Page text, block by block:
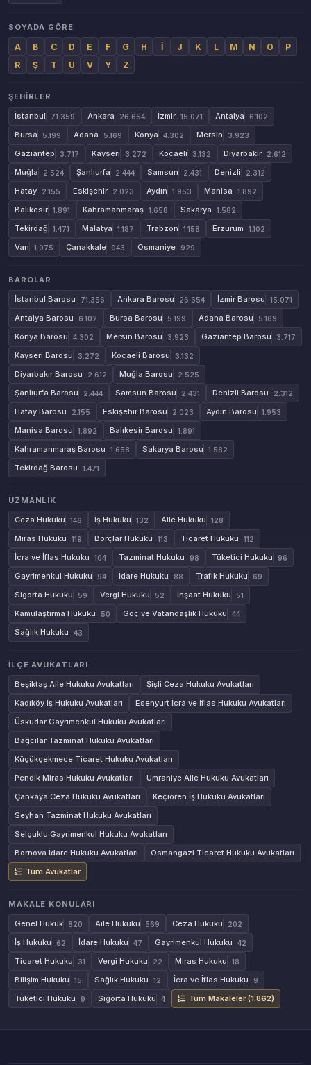
SOYADA GÖRE
A B C D E F G H İ J K L M N O
P
R
Ş T U V Y Z
ŞEHIRLER
İstanbul
71.359 Ankara 26.654 İzmir 15.071 Antalya 6.102
Bursa 5.199 Adana 5.169 Konya 4.302 Mersin 3.923
Gaziantep 3.717 Kayseri 3.272 Kocaeli 3.132 Diyarbakır 2.612
Muğla 2.524 Şanlıurfa 2.444 Samsun 2.431 Denizli 2.312
Hatay 2.155 Eskişehir 2.023 Aydın 1.953 Manisa 1.892
Balıkesir 1.891 Kahramanmaraş 1.658 Sakarya 1.582
Tekirdağ 1.471 Malatya 1.187 Trabzon 1.158 Erzurum 1.102
Van 1.075 Çanakkale 943 Osmaniye 929
BAROLAR
İstanbul Barosu
71.356 Ankara Barosu 26.654 İzmir Barosu 15.071
Antalya Barosu 6.102 Bursa Barosu 5.199 Adana Barosu 5.169
Konya Barosu 4.302 Mersin Barosu 3.923 Gaziantep Barosu 3.717
Kayseri Barosu 3.272 Kocaeli Barosu 3.132
Diyarbakır Barosu 2.612 Muğla Barosu 2.525
Şanlıurfa Barosu 2.444 Samsun Barosu 2.431 Denizli Barosu 2.312
Hatay Barosu 2.155 Eskişehir Barosu 2.023 Aydın Barosu 1.953
Manisa Barosu 1.892 Balıkesir Barosu 1.891
Kahramanmaraş Barosu 1.658 Sakarya Barosu 1.582
Tekirdağ Barosu 1.471
UZMANLIK
Ceza Hukuku
146 İş Hukuku 132 Aile Hukuku 128
Miras Hukuku 119 Borçlar Hukuku 113 Ticaret Hukuku 112
İcra ve İflas Hukuku 104 Tazminat Hukuku 98 Tüketici Hukuku 96
Gayrimenkul Hukuku 94 İdare Hukuku 88 Trafik Hukuku 69
Sigorta Hukuku 59 Vergi Hukuku 52 İnşaat Hukuku 51
Kamulaştırma Hukuku 50 Göç ve Vatandaşlık Hukuku 44
Sağlık Hukuku 43
İLÇE AVUKATLARI
Beşiktaş Aile Hukuku Avukatları
Şişli Ceza Hukuku Avukatları
Kadıköy İş Hukuku Avukatları
Esenyurt İcra ve İflas Hukuku Avukatları
Üsküdar Gayrimenkul Hukuku Avukatları
Bağcılar Tazminat Hukuku Avukatları
Küçükçekmece Ticaret Hukuku Avukatları
Pendik Miras Hukuku Avukatları
Ümraniye Aile Hukuku Avukatları
Çankaya Ceza Hukuku Avukatları
Keçiören İş Hukuku Avukatları
Seyhan Tazminat Hukuku Avukatları
Selçuklu Gayrimenkul Hukuku Avukatları
Bornova İdare Hukuku Avukatları
Osmangazi Ticaret Hukuku Avukatları
Tüm Avukatlar
MAKALE KONULARI
Genel Hukuk
820 Aile Hukuku 569 Ceza Hukuku 202
İş Hukuku 62 İdare Hukuku 47 Gayrimenkul Hukuku 42
Ticaret Hukuku 31 Vergi Hukuku 22 Miras Hukuku 18
Bilişim Hukuku 15 Sağlık Hukuku 12 İcra ve İflas Hukuku 9
Tüketici Hukuku 9 Sigorta Hukuku 4 Tüm Makaleler (1.862)